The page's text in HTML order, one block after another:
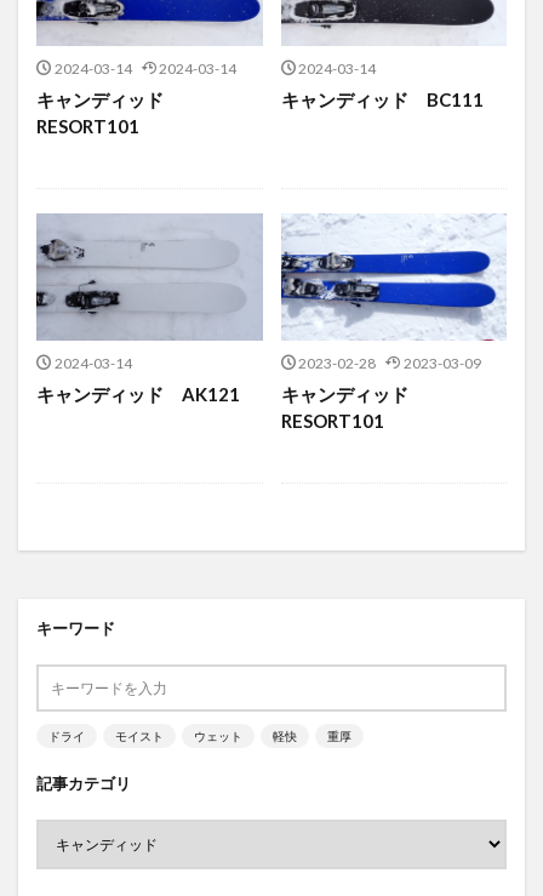
2024-03-14 2024-03-14
キャンディッド
RESORT101
2024-03-14
キャンディッド BC111
2024-03-14
キャンディッド AK121
2023-02-28 2023-03-09
キャンディッド
RESORT101
キーワード
ドライ モイスト ウェット 軽快 重厚
記事カテゴリ